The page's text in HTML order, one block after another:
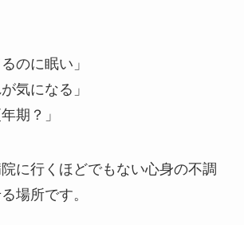
のに眠い」
気になる」
期？」
に行くほどでもない心身の不調
場所です。